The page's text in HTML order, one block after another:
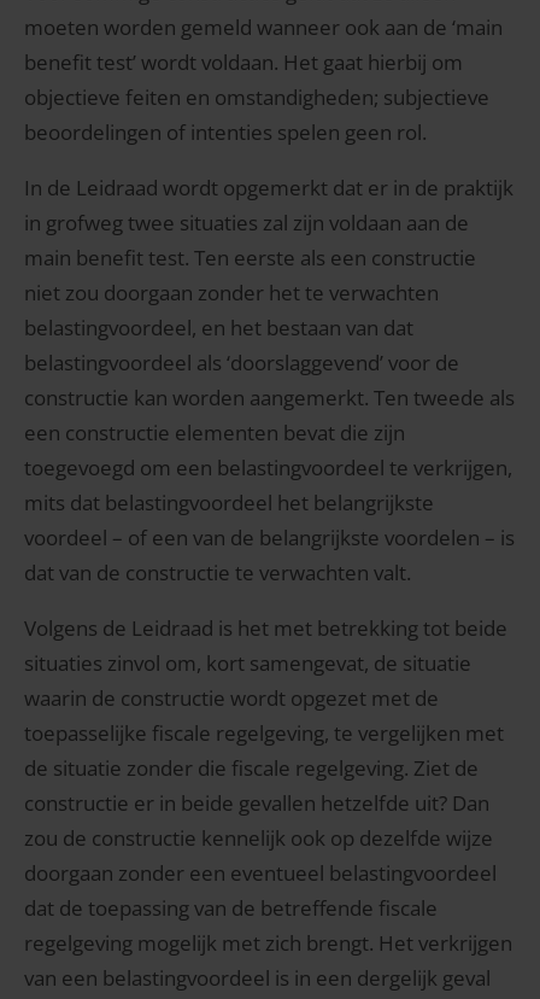
moeten worden gemeld wanneer ook aan de ‘main
benefit test’ wordt voldaan. Het gaat hierbij om
objectieve feiten en omstandigheden; subjectieve
beoordelingen of intenties spelen geen rol.
In de Leidraad wordt opgemerkt dat er in de praktijk
in grofweg twee situaties zal zijn voldaan aan de
main benefit test. Ten eerste als een constructie
niet zou doorgaan zonder het te verwachten
belastingvoordeel, en het bestaan van dat
belastingvoordeel als ‘doorslaggevend’ voor de
constructie kan worden aangemerkt. Ten tweede als
een constructie elementen bevat die zijn
toegevoegd om een belastingvoordeel te verkrijgen,
mits dat belastingvoordeel het belangrijkste
voordeel – of een van de belangrijkste voordelen – is
dat van de constructie te verwachten valt.
Volgens de Leidraad is het met betrekking tot beide
situaties zinvol om, kort samengevat, de situatie
waarin de constructie wordt opgezet met de
toepasselijke fiscale regelgeving, te vergelijken met
de situatie zonder die fiscale regelgeving. Ziet de
constructie er in beide gevallen hetzelfde uit? Dan
zou de constructie kennelijk ook op dezelfde wijze
doorgaan zonder een eventueel belastingvoordeel
dat de toepassing van de betreffende fiscale
regelgeving mogelijk met zich brengt. Het verkrijgen
van een belastingvoordeel is in een dergelijk geval